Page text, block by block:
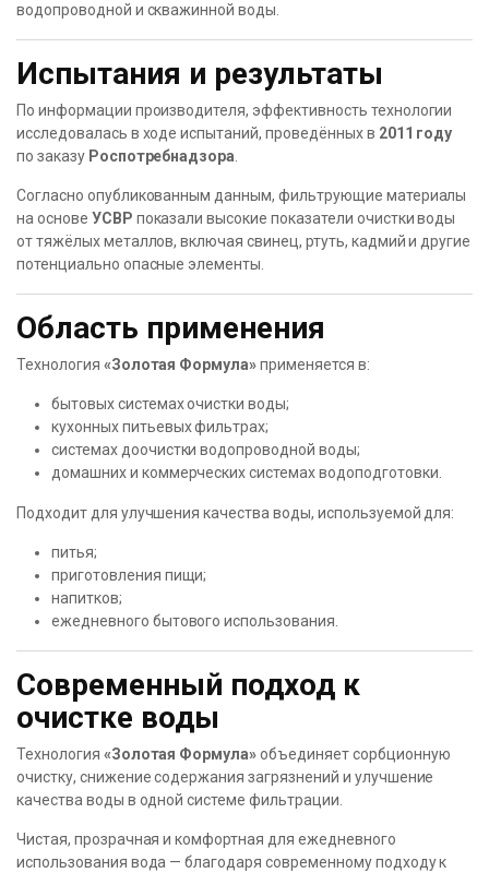
водопроводной и скважинной воды.
Испытания и результаты
По информации производителя, эффективность технологии
исследовалась в ходе испытаний, проведённых в 2011 году
по заказу Роспотребнадзора
Согласно опубликованным данным, фильтрующие материалы
на основе УСВР показали высокие показатели очистки воды
от тяжёлых металлов, включая свинец, ртуть, кадмий и другие
потенциально опасные элементы.
Область применения
Технология «Золотая Формула»применяется в:
бытовых системах очистки воды;
кухонных питьевых фильтрах;
системах доочистки водопроводной воды;
домашних и коммерческих системах водоподготовки.
Подходит для улучшения качества воды, используемой для:
питья;
приготовления пищи;
напитков;
ежедневного бытового использования.
Современный подход к
очистке воды
Технология «Золотая Формула»объединяет сорбционную
очистку, снижение содержания загрязнений и улучшение
качества воды в одной системе фильтрации.
Чистая, прозрачная и комфортная для ежедневного
использования вода — благодаря современному подходу к